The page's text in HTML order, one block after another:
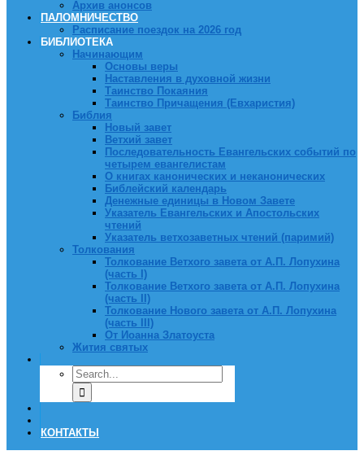
Архив анонсов
ПАЛОМНИЧЕСТВО
Расписание поездок на 2026 год
БИБЛИОТЕКА
Начинающим
Основы веры
Наставления в духовной жизни
Таинство Покаяния
Таинство Причащения (Евхаристия)
Библия
Новый завет
Ветхий завет
Последовательность Евангельских событий по
четырем евангелистам
О книгах канонических и неканонических
Библейский календарь
Денежные единицы в Новом Завете
Указатель Евангельских и Апостольских
чтений
Указатель ветхозаветных чтений (паримий)
Толкования
Толкование Ветхого завета от А.П. Лопухина
(часть I)
Толкование Ветхого завета от А.П. Лопухина
(часть II)
Толкование Нового завета от А.П. Лопухина
(часть III)
От Иоанна Златоуста
Жития святых
КОНТАКТЫ